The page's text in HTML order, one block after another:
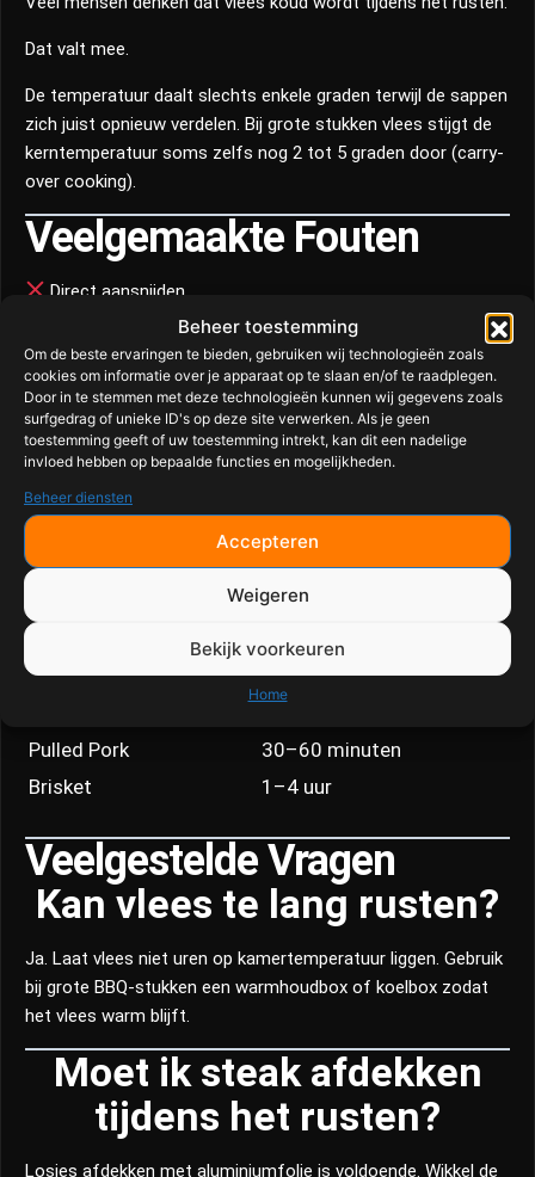
Beheer toestemming
Om de beste ervaringen te bieden, gebruiken wij technologieën zoals
cookies om informatie over je apparaat op te slaan en/of te raadplegen.
Door in te stemmen met deze technologieën kunnen wij gegevens zoals
surfgedrag of unieke ID's op deze site verwerken. Als je geen
toestemming geeft of uw toestemming intrekt, kan dit een nadelige
invloed hebben op bepaalde functies en mogelijkheden.
Beheer diensten
Accepteren
Weigeren
Bekijk voorkeuren
Home
Dat valt mee.
De temperatuur daalt slechts enkele graden terwijl de sappen
zich juist opnieuw verdelen. Bij grote stukken vlees stijgt de
kerntemperatuur soms zelfs nog 2 tot 5 graden door (carry-
over cooking).
Veelgemaakte Fouten
Direct aansnijden
Rusten op een koude ondergrond
Te strak in aluminiumfolie wikkelen
Grote stukken vlees slechts vijf minuten laten rusten
Samenvatting Rusttijden
Vlees
Steak
5–10 minuten
10 minuten
10–15 minuten
Kip
5–10 minuten
Pulled Pork
30–60 minuten
Brisket
1–4 uur
Veelgestelde Vragen
Kan vlees te lang rusten?
Ja. Laat vlees niet uren op kamertemperatuur liggen. Gebruik
bij grote BBQ-stukken een warmhoudbox of koelbox zodat
het vlees warm blijft.
Moet ik steak afdekken
tijdens het rusten?
Losjes afdekken met aluminiumfolie is voldoende. Wikkel de